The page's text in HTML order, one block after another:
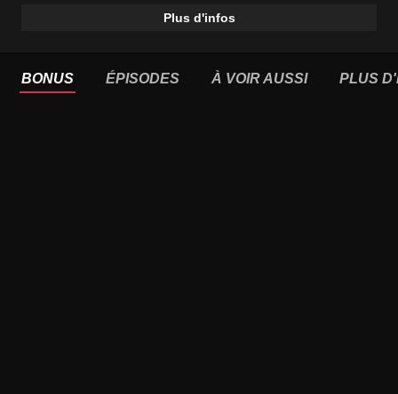
Plus d'infos
BONUS ÉPISODES À VOIR AUSSI PLUS